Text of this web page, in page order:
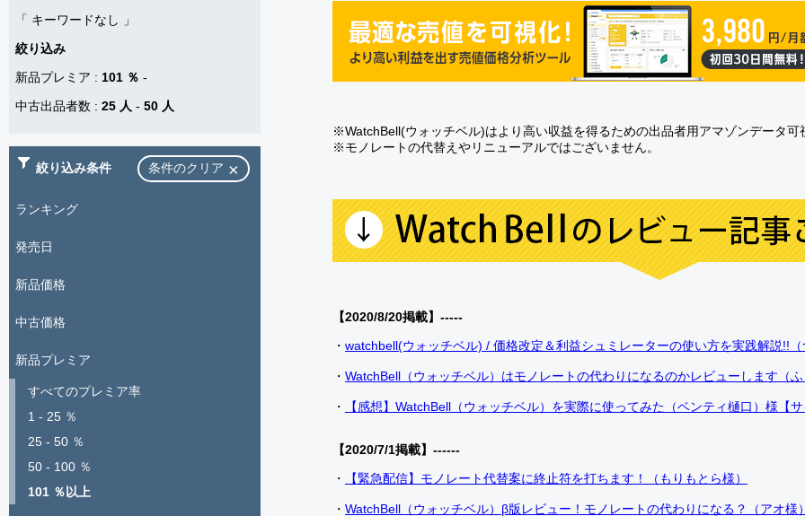
※WatchBell(ウォッチベル)はより高い収益を得るための出品者用アマゾンデータ可
※モノレートの代替えやリニューアルではございません。
【2020/8/20掲載】-----
・ watchbell(ウォッチベル) / 価格改定＆利益シュミレーターの使い方を実践解説!!
・ WatchBell（ウォッチベル）はモノレートの代わりになるのかレビューします（
・ 【感想】WatchBell（ウォッチベル）を実際に使ってみた（ベンティ樋口）様【
【2020/7/1掲載】------
・
【緊急配信】モノレート代替案に終止符を打ちます！（もりもとら様）
・ WatchBell（ウォッチベル）β版レビュー！モノレートの代わりになる？（アオ様
「 キーワードなし
」
絞り込み
新品プレミア : 101 ％ -
中古出品者数 : 25 人 - 50 人
絞り込み条件 条件のクリア
ランキング
発売日
新品価格
中古価格
新品プレミア
すべてのプレミア率
1 - 25 ％
25 - 50 ％
50 - 100 ％
101 ％以上